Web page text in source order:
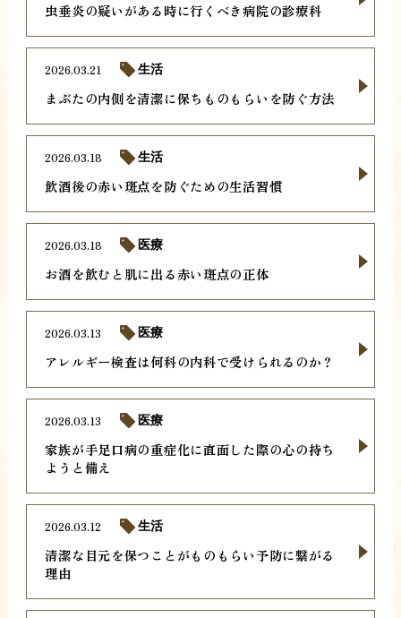
虫垂炎の疑いがある時に行くべき病院の診療科
まぶたの内側を清潔に保ちものもらいを防ぐ方法
2026.03.21 生活
飲酒後の赤い斑点を防ぐための生活習慣
2026.03.18 生活
お酒を飲むと肌に出る赤い斑点の正体
2026.03.18 医療
アレルギー検査は何科の内科で受けられるのか？
2026.03.13 医療
家族が手足口病の重症化に直面した際の心の持ち
ようと備え
2026.03.13 医療
清潔な目元を保つことがものもらい予防に繋がる
理由
2026.03.12 生活